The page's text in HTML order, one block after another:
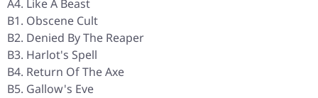
A4. Like A Beast
B1. Obscene Cult
B2. Denied By The Reaper
B3. Harlot's Spell
B4. Return Of The Axe
B5. Gallow's Eve